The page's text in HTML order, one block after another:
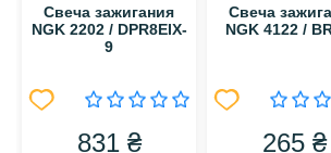
Свеча зажигания
NGK 2202 / DPR8EIX-
9
831 ₴
Свеча
NGK 4122 /
265 ₴